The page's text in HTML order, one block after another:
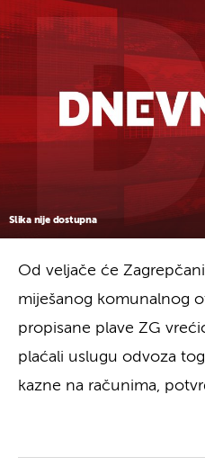
Slika nije dostupna
Od veljače će
miješanog komunalnog
propisane plave ZG
plaćali uslugu odvoza
kazne na računima,